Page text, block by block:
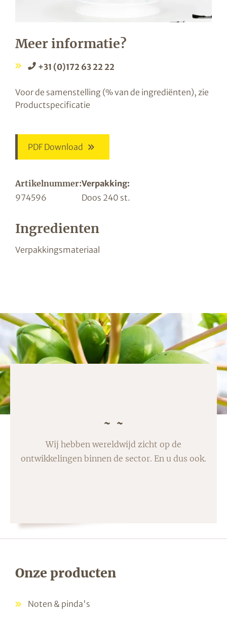
Meer informatie?
+31 (0)172 63 22 22
Voor de samenstelling (% van de ingrediënten), zie
Productspecificatie
PDF Download
Artikelnummer:Verpakking:
974596
Doos 240 st.
Ingredienten
Verpakkingsmateriaal
Wij hebben wereldwijd zicht op de
ontwikkelingen binnen de sector. En u dus ook.
Onze producten
Noten & pinda's